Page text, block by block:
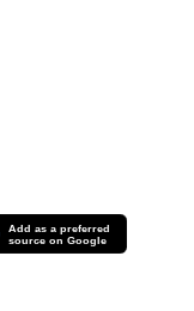
Add as a preferred
source on Google